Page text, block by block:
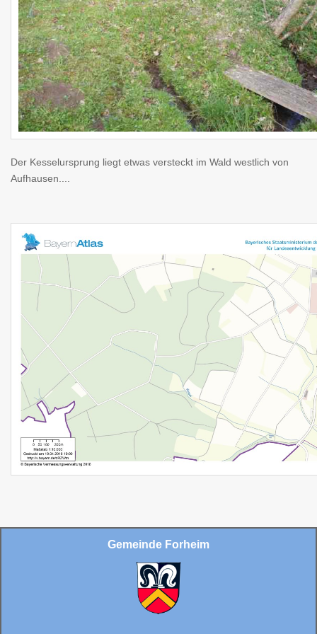
Der Kesselursprung liegt etwas versteckt im Wald westlich von
Aufhausen....
Gemeinde Forheim